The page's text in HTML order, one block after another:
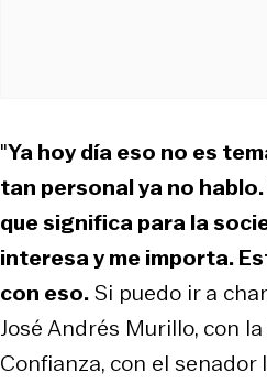
"Ya hoy día eso no es
tan personal ya no
que significa para la
interesa y me importa.
con eso.Si puedo ir a
José Andrés Murillo, con
Confianza, con el senador